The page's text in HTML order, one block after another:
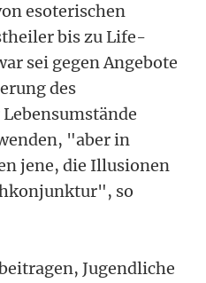
esoterischen
bis zu Life-
sei gegen Angebote
des
"aber in
jene, die Illusionen
so
Jugendliche